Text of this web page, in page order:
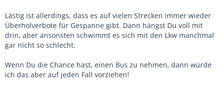
Lästig ist allerdings, dass es auf vielen Strecken immer wieder
Überholverbote für Gespanne gibt. Dann hängst Du voll mit
drin, aber ansonsten schwimmt es sich mit den Lkw manchmal
gar nicht so schlecht.
Wenn Du die Chance hast, einen Bus zu nehmen, dann würde
ich das aber auf jeden Fall vorziehen!